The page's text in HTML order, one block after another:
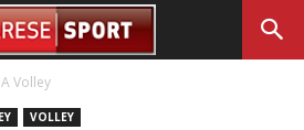
Volley
VOLLEY